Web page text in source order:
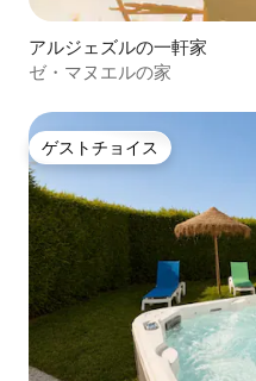
アルジェズルの一軒家
ゼ・マヌエルの家
ゲストチョイス
ゲストチョイス